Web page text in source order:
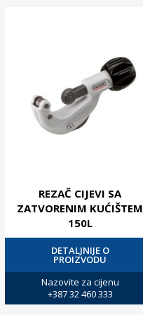
REZAČ CIJEVI SA
ZATVORENIM KUĆIŠTEM
150L
DETALJNIJE O
PROIZVODU
Nazovite za cijenu
+387 32 460 333